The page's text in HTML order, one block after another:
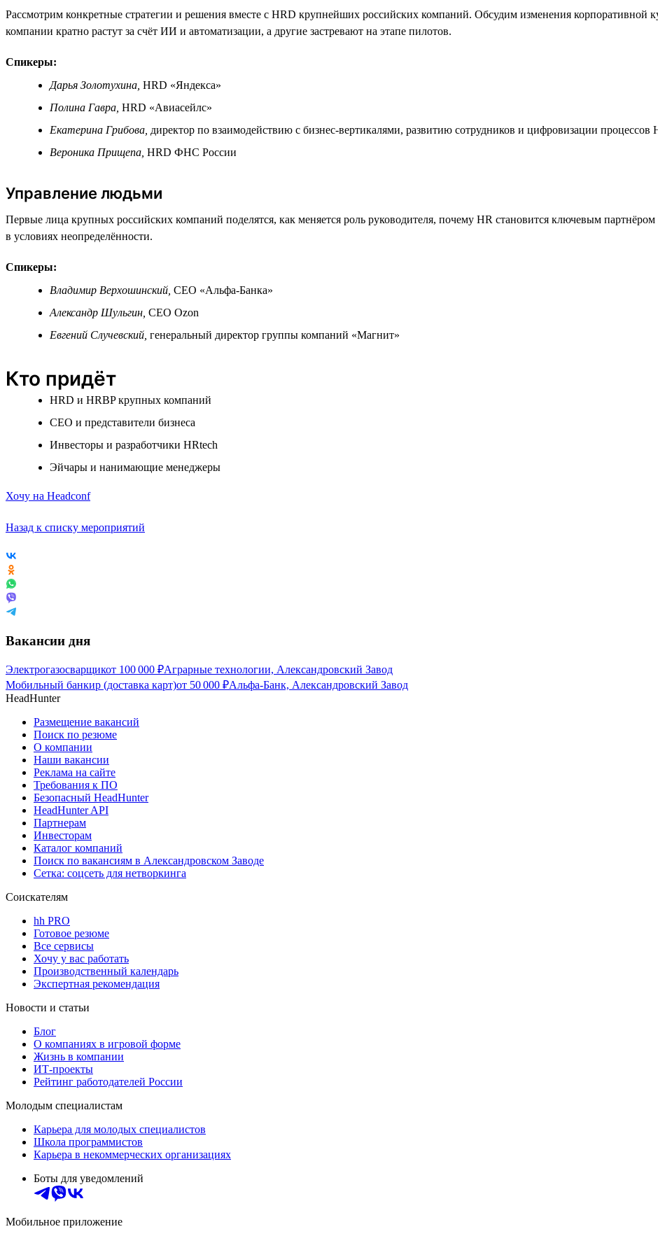
Рассмотрим конкретные стратегии и решения вместе с HRD крупнейших российских компаний. Обсудим изменения корпоративной
компании кратно растут за счёт ИИ и автоматизации, а другие застревают на этапе пилотов.
Спикеры:
Дарья Золотухина, HRD «Яндекса»
Полина Гавра, HRD «Авиасейлс»
Екатерина Грибова, директор по взаимодействию с бизнес-вертикалями, развитию сотрудников и цифровизации
Вероника Прищепа, HRD ФНС России
Управление людьми
Первые лица крупных российских компаний поделятся, как меняется роль руководителя, почему HR становится ключевым
в условиях неопределённости.
Спикеры:
Владимир Верхошинский, СЕО «Альфа-Банка»
Александр Шульгин, СЕО Ozon
Евгений Случевский, генеральный директор группы компаний «Магнит»
Кто придёт
HRD и HRBP крупных компаний
СЕО и представители бизнеса
Инвесторы и разработчики HRtech
Эйчары и нанимающие менеджеры
Хочу на Headconf
Назад к списку мероприятий
Вакансии дня
Электрогазосварщикот 100 000 ₽Аграрные технологии, Александровский Завод
Мобильный банкир (доставка карт)от 50 000 ₽Альфа-Банк, Александровский Завод
HeadHunter
Размещение вакансий
Поиск по резюме
О компании
Наши вакансии
Реклама на сайте
Требования к ПО
Безопасный HeadHunter
HeadHunter API
Партнерам
Инвесторам
Каталог компаний
Поиск по вакансиям в Александровском Заводе
Сетка: соцсеть для нетворкинга
Соискателям
hh PRO
Готовое резюме
Все сервисы
Хочу у вас работать
Производственный календарь
Экспертная рекомендация
Новости и статьи
Блог
О компаниях в игровой форме
Жизнь в компании
ИТ-проекты
Рейтинг работодателей России
Молодым специалистам
Карьера для молодых специалистов
Школа программистов
Карьера в некоммерческих организациях
Боты для уведомлений
Мобильное приложение